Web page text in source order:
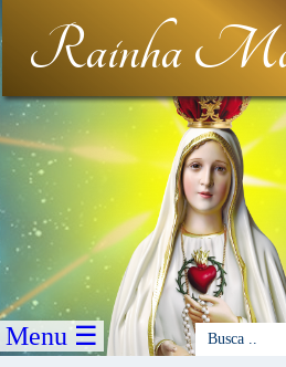
Rainha
Menu ☰